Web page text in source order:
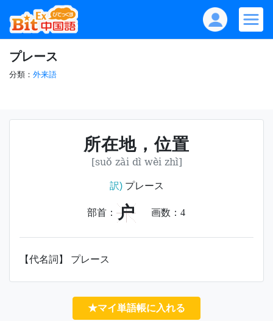
プレース
分類： 外来語
所在地，位置
[suǒ zài dì wèi zhì]
訳)プレース
部首： 户 画数： 4
【代名詞】 プレース
★マイ単語帳に入れる